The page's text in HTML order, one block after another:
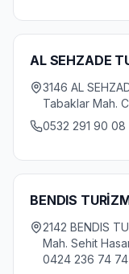
AL SEHZADE
3146 AL
Tabaklar Mah.
0532 291 90 08
BENDIS
2142 BENDIS
Mah. Sehit
0424 236 74 74